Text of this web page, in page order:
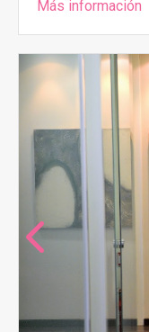
Más información